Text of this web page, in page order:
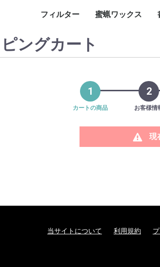
フィルター 蜜蝋ワックス
ングカート
1
カートの商品
2
お客様情
現
当サイトについて 利用規約